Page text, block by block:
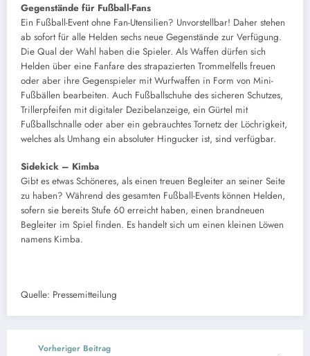
Gegenstände für Fußball-Fans
Ein Fußball-Event ohne Fan-Utensilien? Unvorstellbar! Daher stehen
ab sofort für alle Helden sechs neue Gegenstände zur Verfügung.
Die Qual der Wahl haben die Spieler. Als Waffen dürfen sich
Helden über eine Fanfare des strapazierten Trommelfells freuen
oder aber ihre Gegenspieler mit Wurfwaffen in Form von Mini-
Fußbällen bearbeiten. Auch Fußballschuhe des sicheren Schutzes,
Trillerpfeifen mit digitaler Dezibelanzeige, ein Gürtel mit
Fußballschnalle oder aber ein gebrauchtes Tornetz der Löchrigkeit,
welches als Umhang ein absoluter Hingucker ist, sind verfügbar.
Sidekick – Kimba
Gibt es etwas Schöneres, als einen treuen Begleiter an seiner Seite
zu haben? Während des gesamten Fußball-Events können Helden,
sofern sie bereits Stufe 60 erreicht haben, einen brandneuen
Begleiter im Spiel finden. Es handelt sich um einen kleinen Löwen
namens Kimba.
Quelle: Pressemitteilung
Vorheriger Beitrag